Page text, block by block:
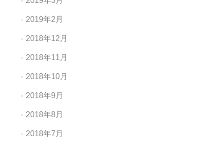
2019年2月
2018年12月
2018年11月
2018年10月
2018年9月
2018年8月
2018年7月